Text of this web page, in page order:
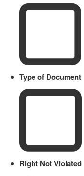
Type of Document
Right Not Violated